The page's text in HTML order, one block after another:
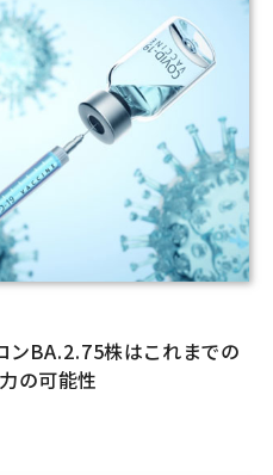
ンBA.2.75株はこれまでの
の可能性